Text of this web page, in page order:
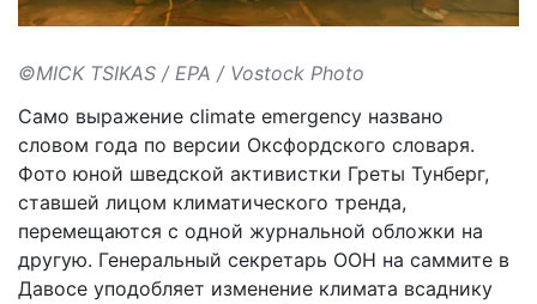
©MICK TSIKAS / EPA / Vostock Photo
Само выражение climate emergency названо
словом года по версии Оксфордского словаря.
Фото юной шведской активистки Греты Тунберг,
ставшей лицом климатического тренда,
перемещаются с одной журнальной обложки на
другую. Генеральный секретарь ООН на саммите в
Давосе уподобляет изменение климата всаднику